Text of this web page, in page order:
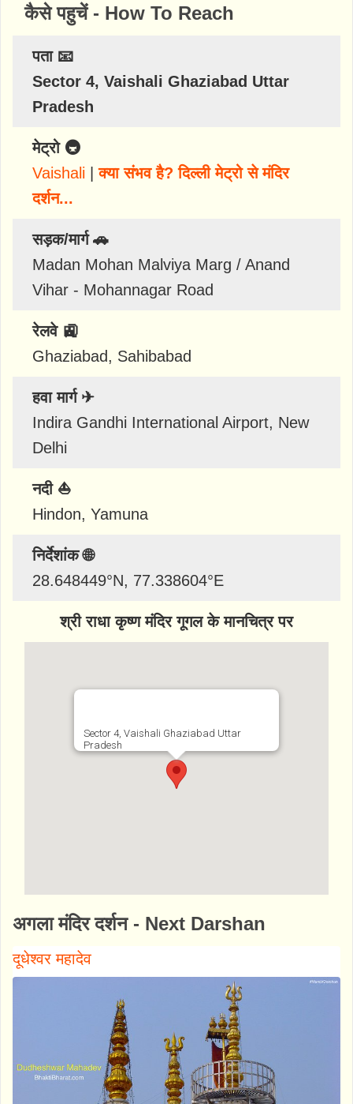
कैसे पहुचें - How To Reach
पता 📧
Sector 4, Vaishali Ghaziabad Uttar
Pradesh
मेट्रो 🚇
Vaishali |क्या संभव है? दिल्ली मेट्रो से मंदिर
दर्शन...
सड़क/मार्ग 🚗
Madan Mohan Malviya Marg / Anand
Vihar - Mohannagar Road
रेलवे 🚉
Ghaziabad, Sahibabad
हवा मार्ग ✈
Indira Gandhi International Airport, New
Delhi
नदी ⛵
Hindon, Yamuna
निर्देशांक 🌐
28.648449°N, 77.338604°E
श्री राधा कृष्ण मंदिर गूगल के मानचित्र पर
Sector 4, Vaishali Ghaziabad Uttar
Pradesh
radha-krishna-mandir-vaishali
अगला मंदिर दर्शन - Next Darshan
दूधेश्वर महादेव